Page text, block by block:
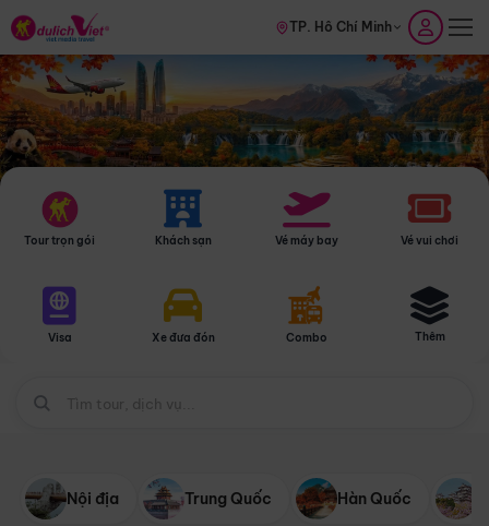
TP. Hồ Chí Minh
Tour trọn gói Khách sạn Vé máy bay Vé vui chơi
Visa Xe đưa đón Combo Thêm
Nội địa Trung Quốc Hàn Quốc